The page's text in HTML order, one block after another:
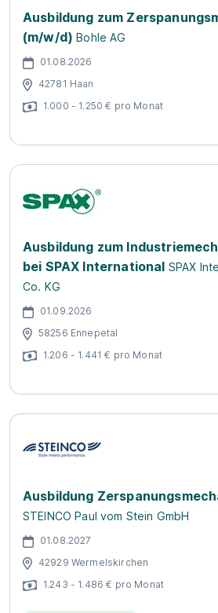
Ausbildung zum
(m/w/d) Bohle AG
01.08.2026
42781 Haan
1.000 - 1.250 € pro Monat
Ausbildung zum
bei SPAX International SPAX
Co. KG
01.09.2026
58256 Ennepetal
1.206 - 1.441 € pro Monat
Ausbildung
STEINCO Paul vom Stein GmbH
01.08.2027
42929 Wermelskirchen
1.243 - 1.486 € pro Monat